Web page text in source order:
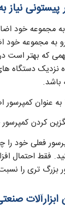
مجموعه خود
به مجموعه
مهمی که بهتر
نزدیک دستگاه
باشد.
عنوان
کردن
فعلی خود
فقط احتمال
بزرگ تری را